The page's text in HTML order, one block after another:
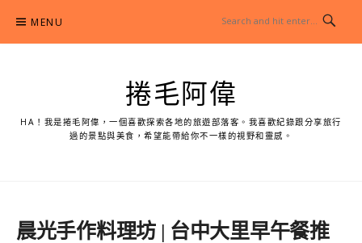
content
MENU
捲毛阿偉
HA！我是捲毛阿偉，一個喜歡探索各地的旅遊部落客。我喜歡紀錄跟分享旅行
過的景點與美食，希望能帶給你不一樣的視野和靈感。
晨光手作料理坊 | 台中大里早午餐推